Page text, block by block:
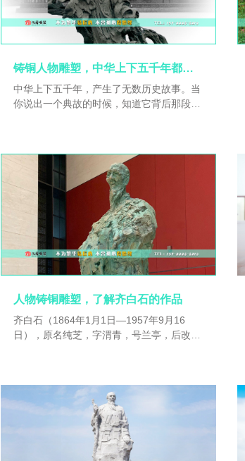
三位文臣之一。嘉靖七年十一月（1529年1
月9日）， [30] 逝世，时年五十七。明穆宗
继位，追赠新建侯，谥号“文成”。万历十二
铸铜人物雕塑，中华上下五千年都有那些历史故事？
中华上下五千年，产生了无数历史故事。当
你说出一个典故的时候，知道它背后那段风
族蚩尤，蚩尤俘虏被称为“黎民”，之后黄帝
打败炎帝族，成为中原地区的部落联盟首
领。后人将黄帝誉为华夏族的祖先，因为黄
帝和炎帝是近亲，二族又整合在一起，所以
中华民族又称为炎黄子孙。
人物铸铜雕塑，了解齐白石的作品
齐白石（1864年1月1日—1957年9月16
日），原名纯芝，字渭青，号兰亭，后改名
府湘潭（今湖南湘潭），近现代中国绘画大
师。早年曾为木工，后以卖画为生，五十七
岁后定居北京。曾任中央美术学院名誉教
授、中国美术家协会主席等职。1953年被文
化部授予人民艺术家称号，也曾入选世界文